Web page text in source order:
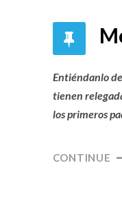
Entiéndanlo
tienen
los primeros
CONTINUE